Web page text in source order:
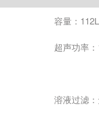
容量：112L
超声功率
溶液过滤